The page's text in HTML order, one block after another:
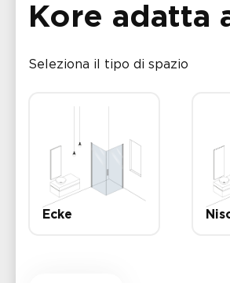
Kore adatta
Seleziona il tipo di spazio
Ecke